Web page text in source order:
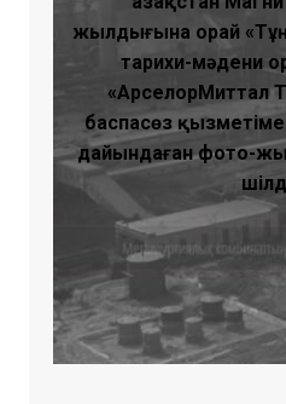
жылдығына орай
тарихи-мәдени
«АрселорМиттал
баспасөз
дайындаған фото-